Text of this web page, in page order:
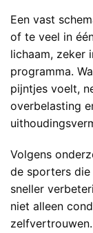
Een vast
of te veel in
lichaam, zeker
programma.
pijntjes voelt,
overbelasting
Volgens
de sporters
sneller
niet alleen